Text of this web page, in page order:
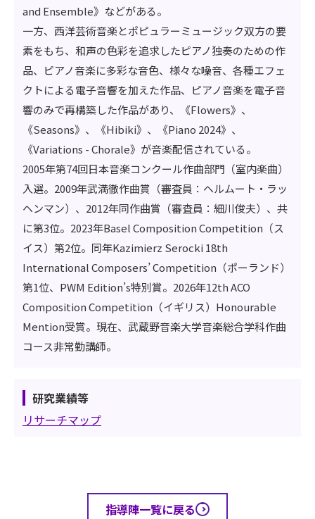
and Ensemble》などがある。
一方、西洋芸術音楽とポピュラーミュージック双方の要
素をもち、和声の色彩を追求したピアノ独奏のための作
品、ピアノ音楽に多彩な音色、様々な噪音、各種エフェ
クトによる電子音響を加えた作品、ピアノ音楽を電子音
響のみで再構築した作品があり、《Flowers》、
《Seasons》、《Hibiki》、《Piano 2024》、
《Variations - Chorale》が音楽配信されている。
2005年第74回日本音楽コンクール作曲部門（室内楽曲）
入選。2009年武満徹作曲賞（審査員：ヘルムート・ラッ
ヘンマン）、2012年同作曲賞（審査員：細川俊夫）、共
に第3位。2023年Basel Composition Competition（ス
イス）第2位。同年Kazimierz Serocki 18th
International Composers’ Competition（ポーランド）
第1位、PWM Edition’s特別賞。2026年12th ACO
Composition Competition（イギリス）Honourable
Mention受賞。現在、武蔵野音楽大学音楽総合学科作曲
コース非常勤講師。
研究業績等
リサーチマップ
指導陣一覧に戻る